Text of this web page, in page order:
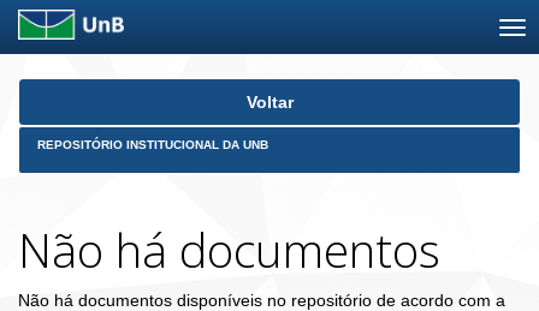
Skip
Voltar
REPOSITÓRIO INSTITUCIONAL DA UNB
Não há documentos
Não há documentos disponíveis no repositório de acordo com a